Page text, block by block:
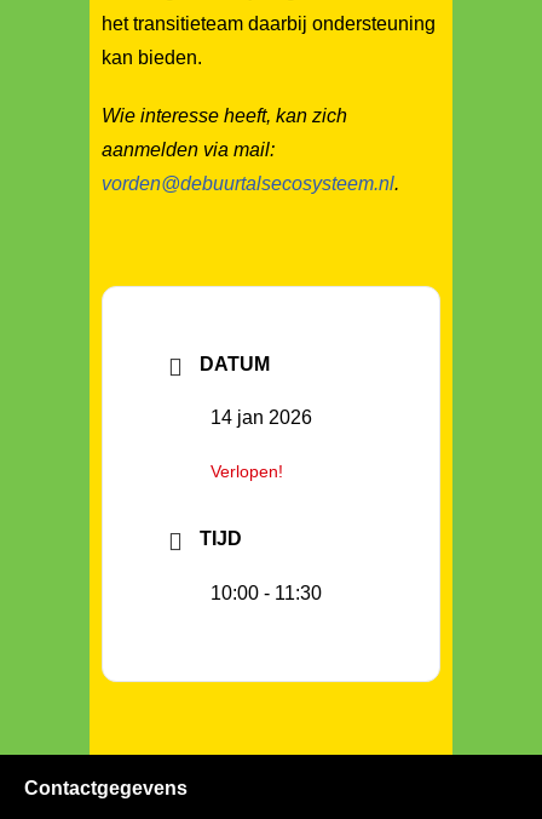
het transitieteam daarbij ondersteuning
kan bieden.
Wie interesse heeft, kan zich
aanmelden via mail:
vorden@debuurtalsecosysteem.nl.
DATUM
14 jan 2026
Verlopen!
TIJD
10:00 - 11:30
Contactgegevens